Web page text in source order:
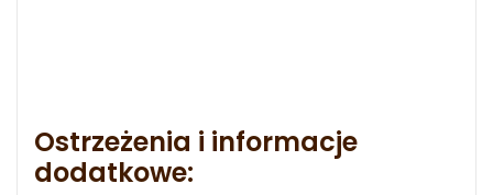
Ostrzeżenia i informacje
dodatkowe: